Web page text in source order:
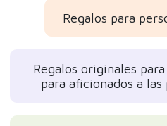
Regalos para
Regalos originales
para aficionados a